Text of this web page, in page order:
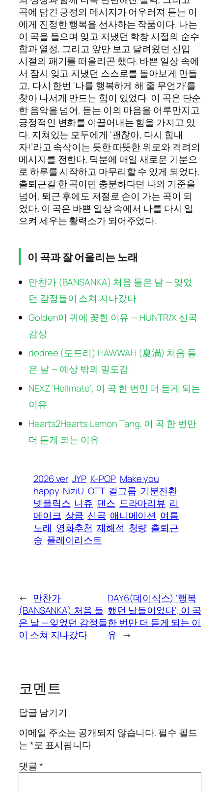
곡에 담긴 긍정의 메시지가 어우러져 듣는 이
에게 진정한 행복을 선사하는 작품이다. 나는
이 곡을 들으며 잊고 지냈던 학창 시절의 순수
함과 열정, 그리고 앞만 보고 달려왔던 신입
시절의 패기를 떠올리곤 했다. 바쁜 일상 속에
서 잠시 잊고 지냈던 스스로를 돌아보게 만들
고, 다시 한번 ‘나를 행복하게 해 줄 무언가’를
찾아 나서게 만드는 힘이 있었다. 이 곡은 단순
한 음악을 넘어, 듣는 이의 마음을 어루만지고
긍정적인 변화를 이끌어내는 힘을 가지고 있
다. 지쳐있는 모두에게 ‘괜찮아, 다시 힘내
자!’라고 속삭이는 듯한 따뜻한 위로와 격려의
메시지를 전한다. 덕분에 매일 새로운 기분으
로 하루를 시작하고 마무리할 수 있게 되었다.
출퇴근길 한 곡이면 충분하다던 나의 기준을
넘어, 퇴근 후에도 저절로 손이 가는 곡이 되
었다. 이 곡은 바쁜 일상 속에서 나를 다시 일
으켜 세우는 활력소가 되어주었다.
이 곡과 잘 어울리는 노래
만찬가 (BANSANKA) 처음 들은 날 — 잊었
던 감정들이 스쳐 지나갔다
Golden이 귀에 꽂힌 이유 — HUNTR/X 신곡
감상
dodree (도드리) HAWWAH (夏渦) 처음 들
은 날 — 예상 밖의 밀도감
NEXZ ‘Hellmate’, 이 곡 한 번만 더 듣게 되는
이유
Hearts2Hearts Lemon Tang, 이 곡 한 번만
더 듣게 되는 이유
2026 ver JYP K-POP Make you
happy NiziU OTT 걸그룹 기분전환
넷플릭스 니쥬 댄스 드라마리뷰 리
메이크 상큼 신곡 애니메이션 여름
노래 영화추천 재해석 청량 출퇴근
송 플레이리스트
← 만찬가
(BANSANKA) 처음 들
은 날 — 잊었던 감정들
이 스쳐 지나갔다
DAY6(데이식스) ‘행복
했던 날들이었다’, 이 곡
한 번만 더 듣게 되는 이
유 →
코멘트
답글 남기기
이메일 주소는 공개되지 않습니다. 필수 필드
는*로 표시됩니다
댓글*